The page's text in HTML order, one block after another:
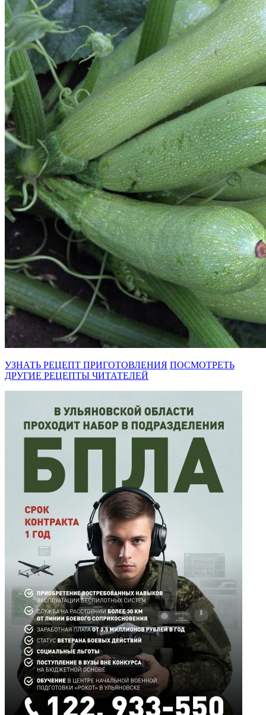
УЗНАТЬ РЕЦЕПТ ПРИГОТОВЛЕНИЯ ПОСМОТРЕТЬ
ДРУГИЕ РЕЦЕПТЫ ЧИТАТЕЛЕЙ